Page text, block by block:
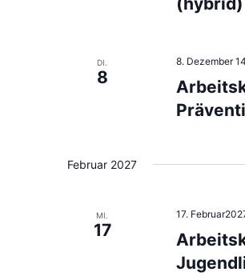
DI.
8
8. Dezember
Februar 2027
MI.
17
17.